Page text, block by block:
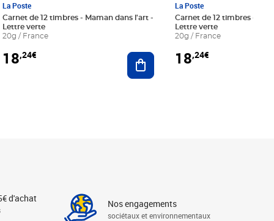
au panier
La Poste
Carnet de 12 timbres - Maman dans l'art -
Lettre verte
20g / France
18,24€ Ajouter au panier
La Poste
Carnet de 12 timbres - Le
Lettre verte
20g / France
18,24€
d'achat Nos engagements
sociétaux et environnementaux